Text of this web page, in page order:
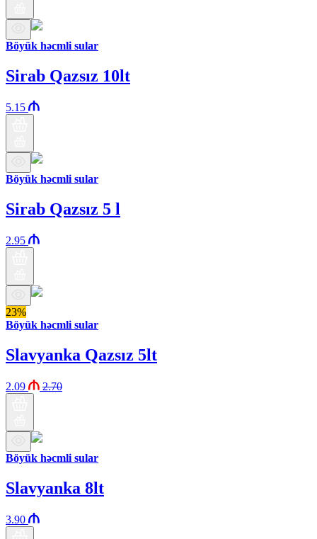
Böyük həcmli sular
Sirab Qazsız 10lt
5.15
Böyük həcmli sular
Sirab Qazsız 5 l
2.95
23%
Böyük həcmli sular
Slavyanka Qazsız 5lt
2.09 2.70
Böyük həcmli sular
Slavyanka 8lt
3.90